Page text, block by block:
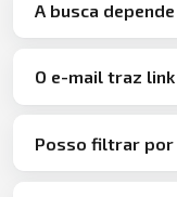
A busca
O e-mail traz
Posso filtrar por